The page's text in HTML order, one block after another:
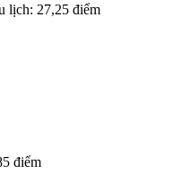
lịch: 27,25 điểm
điểm